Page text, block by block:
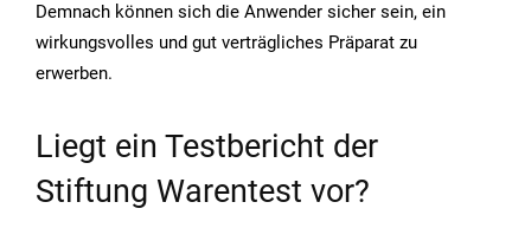
Demnach können sich die Anwender sicher sein, ein
wirkungsvolles und gut verträgliches Präparat zu
erwerben.
Liegt ein Testbericht der
Stiftung Warentest vor?